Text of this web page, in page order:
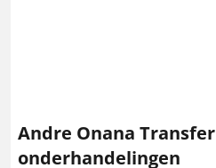
Andre Onana Transfer
onderhandelingen